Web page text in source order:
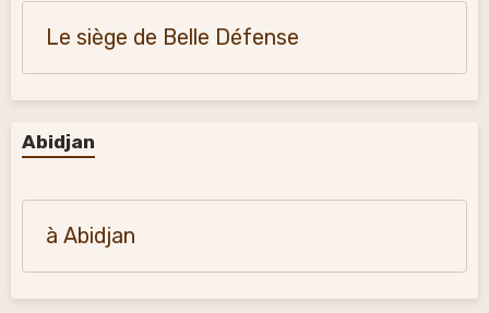
Le siège de Belle Défense
Abidjan
à Abidjan